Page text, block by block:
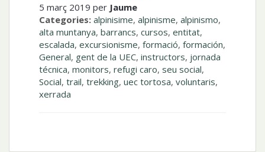
5 març 2019 per Jaume
Categories: alpinisime, alpinisme, alpinismo,
alta muntanya, barrancs, cursos, entitat,
escalada, excursionisme, formació, formación,
General, gent de la UEC, instructors, jornada
técnica, monitors, refugi caro, seu social,
Social, trail, trekking, uec tortosa, voluntaris,
xerrada